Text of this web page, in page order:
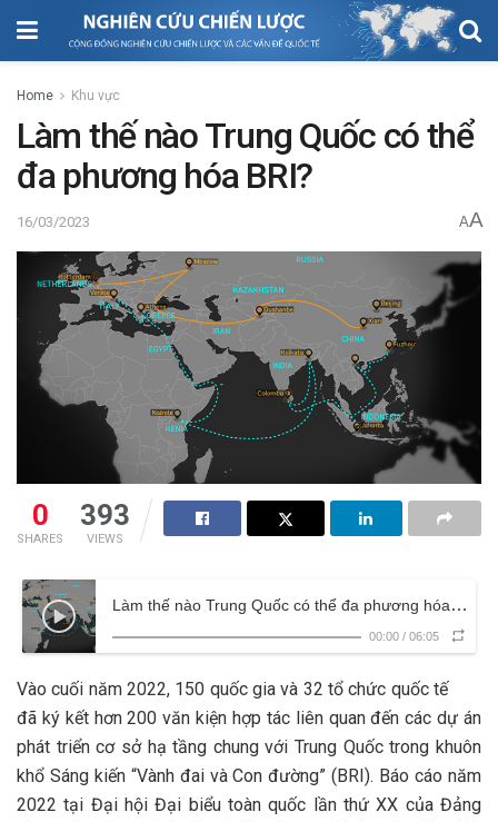
Home Khu vực
Làm thế nào Trung Quốc có thể
đa phương hóa BRI?
16/03/2023 AA
0
SHARES
393
VIEWS
Làm thế nào Trung Quốc có thể đa phương hóa BRI?
00:00 / 06:05
Vào cuối năm 2022, 150 quốc gia và 32 tổ chức quốc tế
đã ký kết hơn 200 văn kiện hợp tác liên quan đến các dự án
phát triển cơ sở hạ tầng chung với Trung Quốc trong khuôn
khổ Sáng kiến ​​“Vành đai và Con đường” (BRI). Báo cáo năm
2022 tại Đại hội Đại biểu toàn quốc lần thứ XX của Đảng